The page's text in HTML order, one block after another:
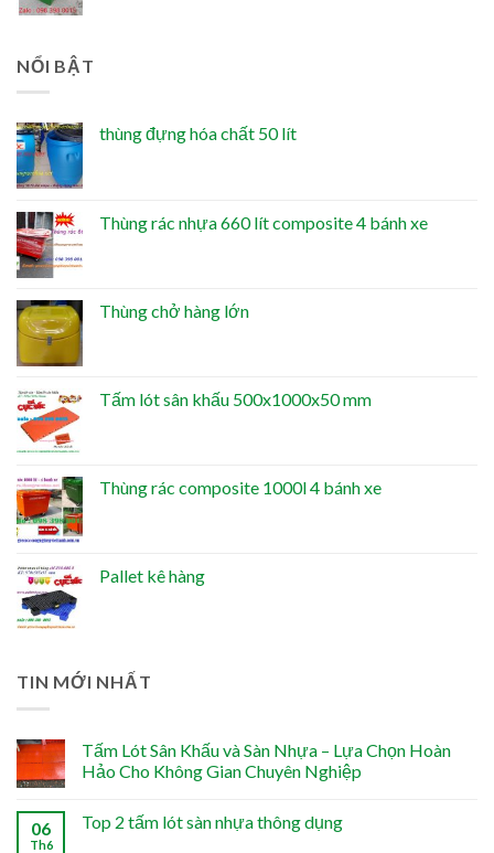
NỔI BẬT
thùng đựng hóa chất 50 lít
Thùng rác nhựa 660 lít composite 4 bánh xe
Thùng chở hàng lớn
Tấm lót sân khấu 500x1000x50 mm
Thùng rác composite 1000l 4 bánh xe
Pallet kê hàng
TIN MỚI NHẤT
Tấm Lót Sân Khấu và Sàn Nhựa – Lựa Chọn Hoàn
Hảo Cho Không Gian Chuyên Nghiệp
06
Th6
Top 2 tấm lót sàn nhựa thông dụng